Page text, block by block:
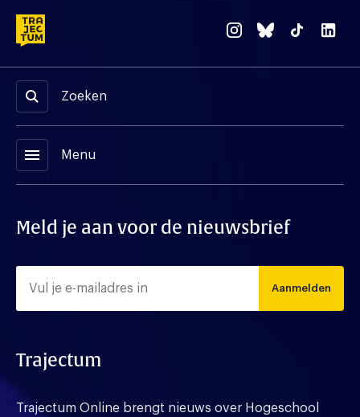
Zoeken
menu Menu
Meld je aan voor de nieuwsbrief
Aanmelden
Trajectum
Trajectum Online brengt nieuws over Hogeschool